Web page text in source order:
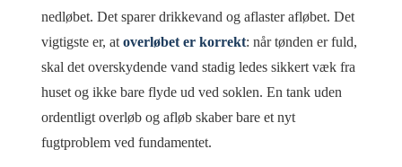
nedløbet. Det sparer drikkevand og aflaster afløbet. Det
vigtigste er, at overløbet er korrekt: når tønden er fuld,
skal det overskydende vand stadig ledes sikkert væk fra
huset og ikke bare flyde ud ved soklen. En tank uden
ordentligt overløb og afløb skaber bare et nyt
fugtproblem ved fundamentet.